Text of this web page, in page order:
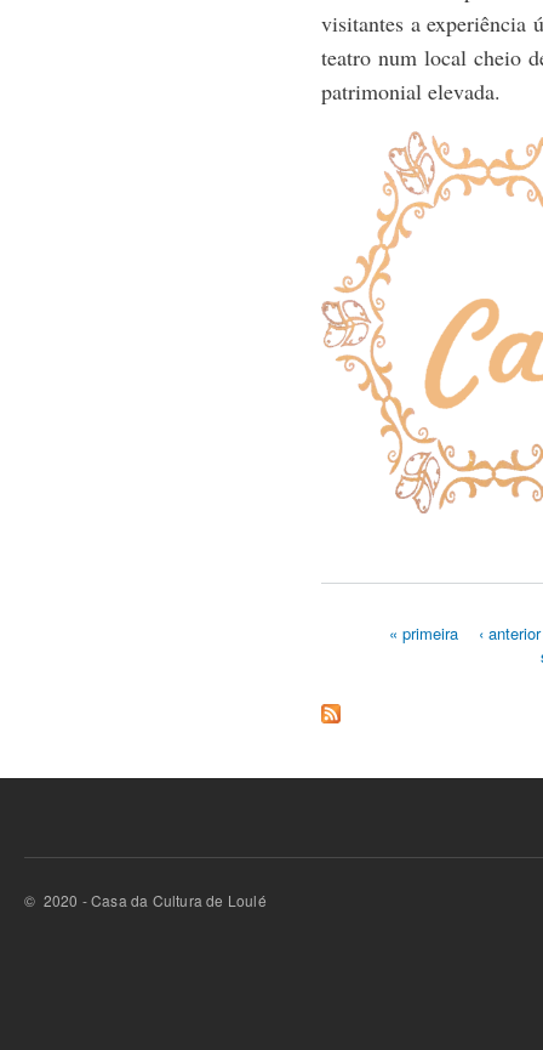
visitantes a experiência
teatro num local cheio
patrimonial elevada.
« primeira
‹ anterior
© 2020 - Casa da Cultura de Loulé